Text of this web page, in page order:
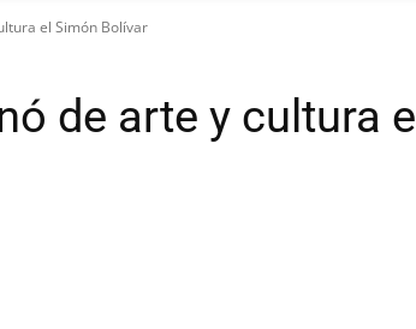
el Simón Bolívar
de arte y cultura el